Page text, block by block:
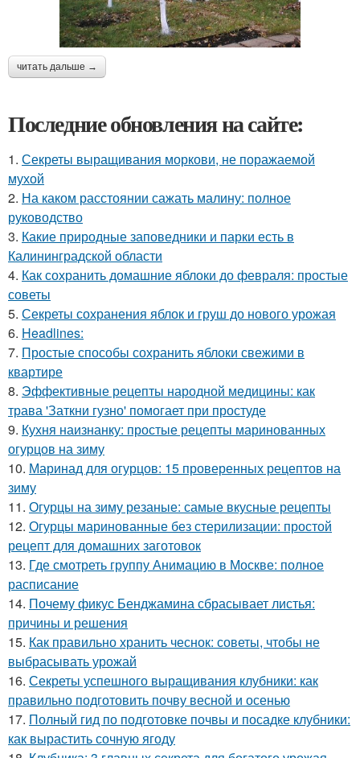
читать дальше →
Последние обновления на сайте:
1. Секреты выращивания моркови, не поражаемой
мухой
2. На каком расстоянии сажать малину: полное
руководство
3. Какие природные заповедники и парки есть в
Калининградской области
4. Как сохранить домашние яблоки до февраля: простые
советы
5. Секреты сохранения яблок и груш до нового урожая
6. Headlines:
7. Простые способы сохранить яблоки свежими в
квартире
8. Эффективные рецепты народной медицины: как
трава 'Заткни гузно' помогает при простуде
9. Кухня наизнанку: простые рецепты маринованных
огурцов на зиму
10. Маринад для огурцов: 15 проверенных рецептов на
зиму
11. Огурцы на зиму резаные: самые вкусные рецепты
12. Огурцы маринованные без стерилизации: простой
рецепт для домашних заготовок
13. Где смотреть группу Анимацию в Москве: полное
расписание
14. Почему фикус Бенджамина сбрасывает листья:
причины и решения
15. Как правильно хранить чеснок: советы, чтобы не
выбрасывать урожай
16. Секреты успешного выращивания клубники: как
правильно подготовить почву весной и осенью
17. Полный гид по подготовке почвы и посадке клубники:
как вырастить сочную ягоду